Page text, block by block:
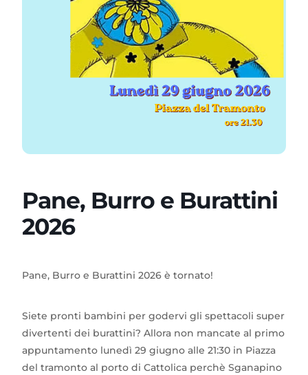
Pane, Burro e Burattini
2026
Pane, Burro e Burattini 2026 è tornato!
Siete pronti bambini per godervi gli spettacoli super
divertenti dei burattini? Allora non mancate al primo
appuntamento lunedì 29 giugno alle 21:30 in Piazza
del tramonto al porto di Cattolica perchè Sganapino